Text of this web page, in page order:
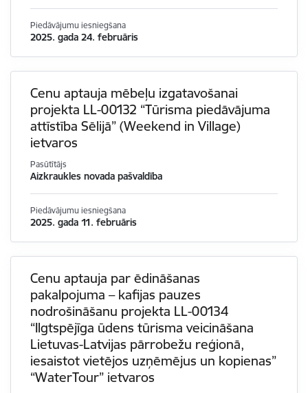
Piedāvājumu iesniegšana
2025. gada 24. februāris
Cenu aptauja mēbeļu izgatavošanai
projekta LL-00132 “Tūrisma piedāvājuma
attīstība Sēlijā” (Weekend in Village)
ietvaros
Pasūtītājs
Aizkraukles novada pašvaldība
Piedāvājumu iesniegšana
2025. gada 11. februāris
Cenu aptauja par ēdināšanas
pakalpojuma – kafijas pauzes
nodrošināšanu projekta LL-00134
“Ilgtspējīga ūdens tūrisma veicināšana
Lietuvas-Latvijas pārrobežu reģionā,
iesaistot vietējos uzņēmējus un kopienas”
“WaterTour” ietvaros